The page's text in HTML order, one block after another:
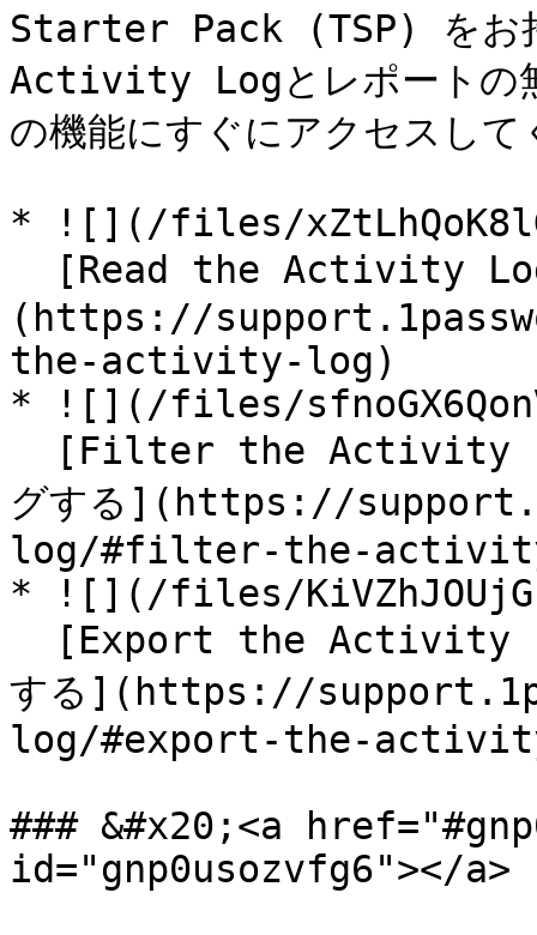
Starter Pack (TSP) をお持
Activity Logとレポートの
の機能にすぐにアクセスし
* ![](/files/
(https://
the-activity-log)
* ![](/files/
グする](https://
log/#filter-the-
* ![](/files/
する](https://
log/#export-the-
### &#x20;<a
id="gnp0usozvfg6"></a>